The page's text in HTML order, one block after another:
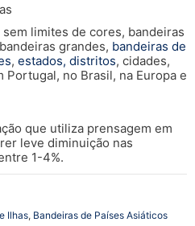
limites de cores, bandeiras
grandes, bandeiras de
, estados, distritos, cidades,
Portugal, no Brasil, na Europa e
que utiliza prensagem em
leve diminuição nas
1-4%.
Ilhas, Bandeiras de Países Asiáticos